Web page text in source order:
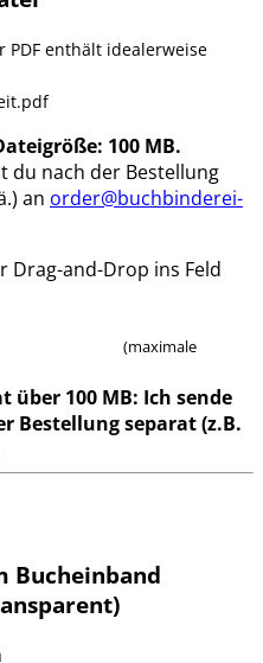
PDF enthält idealerweise
100 MB.
du nach der Bestellung
an order@buchbinderei-
Drag-and-Drop ins Feld
(maximale
über 100 MB: Ich sende
Bestellung separat (z.B.
Bucheinband